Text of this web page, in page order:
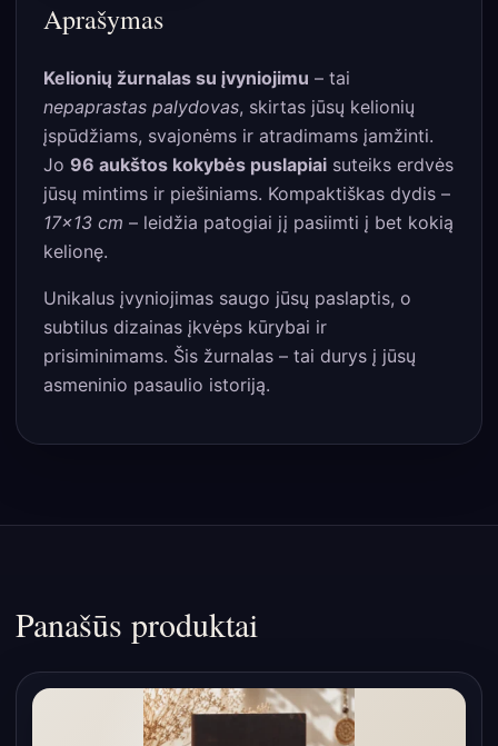
Aprašymas
Kelionių žurnalas su įvyniojimu – tai
nepaprastas palydovas, skirtas jūsų kelionių
įspūdžiams, svajonėms ir atradimams įamžinti.
Jo 96 aukštos kokybės puslapiai suteiks erdvės
jūsų mintims ir piešiniams. Kompaktiškas dydis –
17×13 cm – leidžia patogiai jį pasiimti į bet kokią
kelionę.
Unikalus įvyniojimas saugo jūsų paslaptis, o
subtilus dizainas įkvėps kūrybai ir
prisiminimams. Šis žurnalas – tai durys į jūsų
asmeninio pasaulio istoriją.
Panašūs produktai